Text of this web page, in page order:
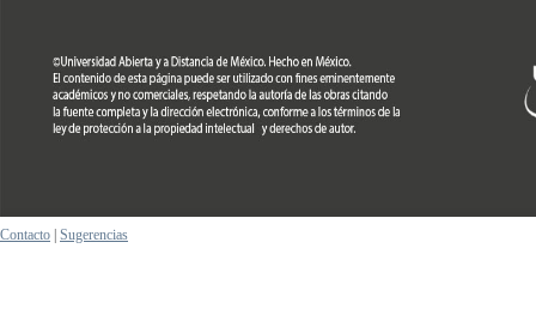
Contacto Sugerencias